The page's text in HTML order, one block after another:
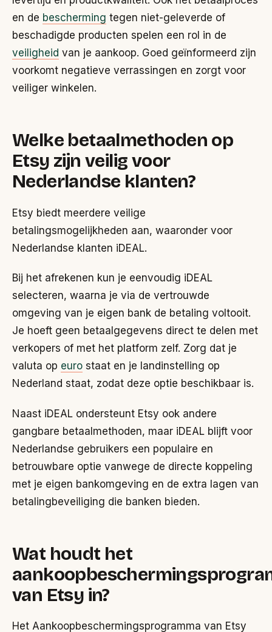
en de bescherming tegen niet-geleverde of
beschadigde producten spelen een rol in de
veiligheid van je aankoop. Goed geïnformeerd zijn
voorkomt negatieve verrassingen en zorgt voor
veiliger winkelen.
Welke betaalmethoden op
Etsy zijn veilig voor
Nederlandse klanten?
Etsy biedt meerdere veilige
betalingsmogelijkheden aan, waaronder voor
Nederlandse klanten iDEAL.
Bij het afrekenen kun je eenvoudig iDEAL
selecteren, waarna je via de vertrouwde
omgeving van je eigen bank de betaling voltooit.
Je hoeft geen betaalgegevens direct te delen met
verkopers of met het platform zelf. Zorg dat je
valuta op euro staat en je landinstelling op
Nederland staat, zodat deze optie beschikbaar is.
Naast iDEAL ondersteunt Etsy ook andere
gangbare betaalmethoden, maar iDEAL blijft voor
Nederlandse gebruikers een populaire en
betrouwbare optie vanwege de directe koppeling
met je eigen bankomgeving en de extra lagen van
betalingbeveiliging die banken bieden.
Wat houdt het
van Etsy in?
Het Aankoopbeschermingsprogramma van Etsy